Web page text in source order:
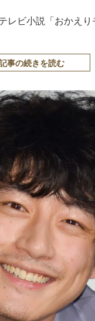
ビ小説「おかえ
事の続きを読む